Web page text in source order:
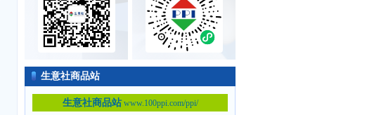
生意社商品站
生意社商品站www.100ppi.com/ppi/